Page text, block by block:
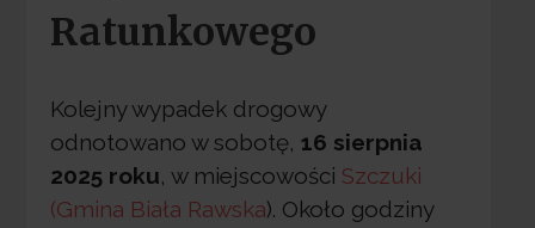
Ratunkowego
Kolejny wypadek drogowy
odnotowano w sobotę, 16 sierpnia
2025 roku, w miejscowości Szczuki
(Gmina Biała Rawska). Około godziny